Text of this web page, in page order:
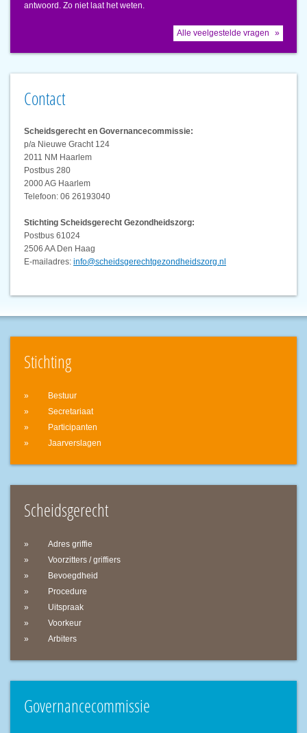
antwoord. Zo niet laat het weten.
Alle veelgestelde vragen
Contact
Scheidsgerecht en Governancecommissie:
p/a Nieuwe Gracht 124
2011 NM Haarlem
Postbus 280
2000 AG Haarlem
Telefoon: 06 26193040
Stichting Scheidsgerecht Gezondheidszorg:
Postbus 61024
2506 AA Den Haag
E-mailadres: info@scheidsgerechtgezondheidszorg.nl
Stichting
Bestuur
Secretariaat
Participanten
Jaarverslagen
Scheidsgerecht
Adres griffie
Voorzitters / griffiers
Bevoegdheid
Procedure
Uitspraak
Voorkeur
Arbiters
Governancecommissie